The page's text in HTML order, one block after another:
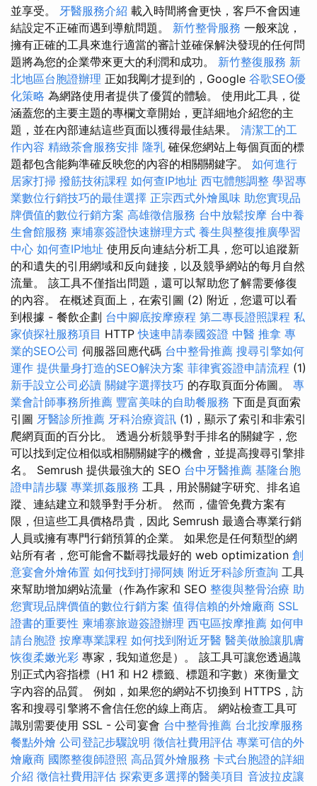
並享受。 牙醫服務介紹 載入時間將會更快，客戶不會因連
結設定不正確而遇到導航問題。 新竹整骨服務 一般來說，
擁有正確的工具來進行適當的審計並確保解決發現的任何問
題將為您的企業帶來更大的利潤和成功。 新竹整復服務 新
北地區台胞證辦理 正如我剛才提到的，Google 谷歌SEO優
化策略 為網路使用者提供了優質的體驗。 使用此工具，從
涵蓋您的主要主題的專欄文章開始，更詳細地介紹您的主
題，並在內部連結這些頁面以獲得最佳結果。 清潔工的工
作內容 精緻茶會服務安排 隆乳 確保您網站上每個頁面的標
題都包含能夠準確反映您的內容的相關關鍵字。 如何進行
居家打掃 撥筋技術課程 如何查IP地址 西屯體態調整 學習專
業數位行銷技巧的最佳選擇 正宗西式外燴風味 助您實現品
牌價值的數位行銷方案 高雄徵信服務 台中放鬆按摩 台中養
生會館服務 柬埔寨簽證快速辦理方式 養生與整復推廣學習
中心 如何查IP地址 使用反向連結分析工具，您可以追蹤新
的和遺失的引用網域和反向鏈接，以及競爭網站的每月自然
流量。 該工具不僅指出問題，還可以幫助您了解需要修復
的內容。 在概述頁面上，在索引圖 (2) 附近，您還可以看
到根據 - 餐飲企劃 台中腳底按摩療程 第二專長證照課程 私
家偵探社服務項目 HTTP快速申請泰國簽證 中醫 推拿 專
業的SEO公司 伺服器回應代碼 台中整骨推薦 搜尋引擎如何
運作 提供量身打造的SEO解決方案 菲律賓簽證申請流程 (1)
新手設立公司必讀 關鍵字選擇技巧 的存取頁面分佈圖。 專
業會計師事務所推薦 豐富美味的自助餐服務 下面是頁面索
引圖 牙醫診所推薦 牙科治療資訊 (1)，顯示了索引和非索引
爬網頁面的百分比。 透過分析競爭對手排名的關鍵字，您
可以找到定位相似或相關關鍵字的機會，並提高搜尋引擎排
名。 Semrush 提供最強大的 SEO 台中牙醫推薦 基隆台胞
證申請步驟 專業抓姦服務 工具，用於關鍵字研究、排名追
蹤、連結建立和競爭對手分析。 然而，儘管免費方案有
限，但這些工具價格昂貴，因此 Semrush 最適合專業行銷
人員或擁有專門行銷預算的企業。 如果您是任何類型的網
站所有者，您可能會不斷尋找最好的 web optimization 創
意宴會外燴佈置 如何找到打掃阿姨 附近牙科診所查詢 工具
來幫助增加網站流量（作為作家和 SEO 整復與整骨治療 助
您實現品牌價值的數位行銷方案 值得信賴的外燴廠商 SSL
證書的重要性 柬埔寨旅遊簽證辦理 西屯區按摩推薦 如何申
請台胞證 按摩專業課程 如何找到附近牙醫 醫美做臉讓肌膚
恢復柔嫩光彩 專家，我知道您是）。 該工具可讓您透過識
別正式內容指標（H1 和 H2 標籤、標題和字數）來衡量文
字內容的品質。 例如，如果您的網站不切換到 HTTPS，訪
客和搜尋引擎將不會信任您的線上商店。 網站檢查工具可
識別需要使用 SSL - 公司宴會 台中整骨推薦 台北按摩服務
餐點外燴 公司登記步驟說明 徵信社費用評估 專業可信的外
燴廠商 國際整復師證照 高品質外燴服務 卡式台胞證的詳細
介紹 徵信社費用評估 探索更多選擇的醫美項目 音波拉皮讓